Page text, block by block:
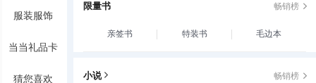
服装服饰
当当礼品卡
猜您喜欢
限量书 畅销榜
亲签书 特装书 毛边本
小说 畅销榜